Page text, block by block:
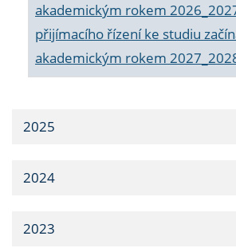
akademickým rokem
přijímacího řízení ke studiu
akademickým rokem
2025
2024
2023